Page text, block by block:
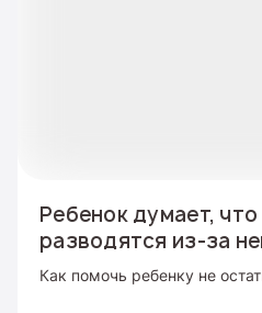
Ребенок думает,
разводятся из-за
Как помочь ребенку не